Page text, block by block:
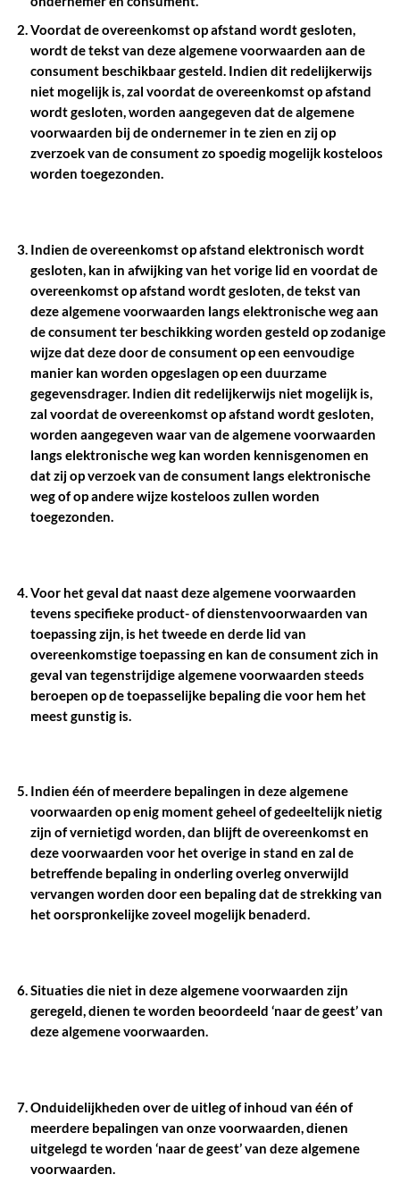
Voordat de overeenkomst op afstand wordt gesloten,
wordt de tekst van deze algemene voorwaarden aan de
consument beschikbaar gesteld. Indien dit redelijkerwijs
niet mogelijk is, zal voordat de overeenkomst op afstand
wordt gesloten, worden aangegeven dat de algemene
voorwaarden bij de ondernemer in te zien en zij op
zverzoek van de consument zo spoedig mogelijk kosteloos
worden toegezonden.
Indien de overeenkomst op afstand elektronisch wordt
gesloten, kan in afwijking van het vorige lid en voordat de
overeenkomst op afstand wordt gesloten, de tekst van
deze algemene voorwaarden langs elektronische weg aan
de consument ter beschikking worden gesteld op zodanige
wijze dat deze door de consument op een eenvoudige
manier kan worden opgeslagen op een duurzame
gegevensdrager. Indien dit redelijkerwijs niet mogelijk is,
zal voordat de overeenkomst op afstand wordt gesloten,
worden aangegeven waar van de algemene voorwaarden
langs elektronische weg kan worden kennisgenomen en
dat zij op verzoek van de consument langs elektronische
weg of op andere wijze kosteloos zullen worden
toegezonden.
Voor het geval dat naast deze algemene voorwaarden
tevens specifieke product- of dienstenvoorwaarden van
toepassing zijn, is het tweede en derde lid van
overeenkomstige toepassing en kan de consument zich in
geval van tegenstrijdige algemene voorwaarden steeds
beroepen op de toepasselijke bepaling die voor hem het
meest gunstig is.
Indien één of meerdere bepalingen in deze algemene
voorwaarden op enig moment geheel of gedeeltelijk nietig
zijn of vernietigd worden, dan blijft de overeenkomst en
deze voorwaarden voor het overige in stand en zal de
betreffende bepaling in onderling overleg onverwijld
vervangen worden door een bepaling dat de strekking van
het oorspronkelijke zoveel mogelijk benaderd.
Situaties die niet in deze algemene voorwaarden zijn
geregeld, dienen te worden beoordeeld ‘naar de geest’ van
deze algemene voorwaarden.
Onduidelijkheden over de uitleg of inhoud van één of
meerdere bepalingen van onze voorwaarden, dienen
uitgelegd te worden ‘naar de geest’ van deze algemene
voorwaarden.